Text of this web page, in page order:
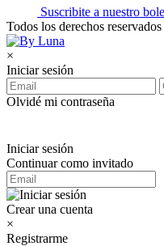
Suscribite a nuestro
Todos los derechos
×
Iniciar sesión
Olvidé mi contraseña
Iniciar sesión
Continuar como invitado
Crear una cuenta
×
Registrarme